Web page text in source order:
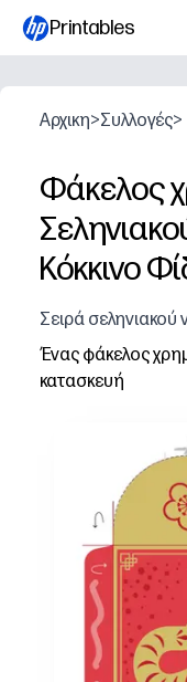
Printables
Αρχικη>Συλλογές>
Φάκελος
Κόκκινο
Σειρά σεληνιακού
Ένας φάκελος
κατασκευή